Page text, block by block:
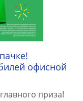
офисной
приза!